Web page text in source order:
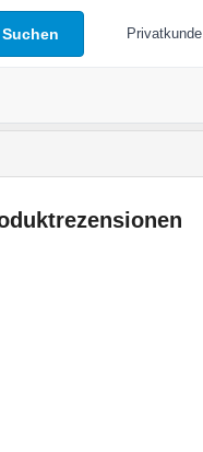
Suchen Privatkunde